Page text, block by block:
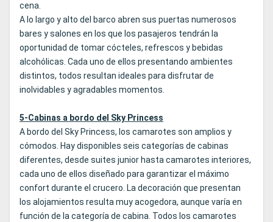
cena.
A lo largo y alto del barco abren sus puertas numerosos
bares y salones en los que los pasajeros tendrán la
oportunidad de tomar cócteles, refrescos y bebidas
alcohólicas. Cada uno de ellos presentando ambientes
distintos, todos resultan ideales para disfrutar de
inolvidables y agradables momentos.
5-Cabinas a bordo del Sky Princess
A bordo del Sky Princess, los camarotes son amplios y
cómodos. Hay disponibles seis categorías de cabinas
diferentes, desde suites junior hasta camarotes interiores,
cada uno de ellos diseñado para garantizar el máximo
confort durante el crucero. La decoración que presentan
los alojamientos resulta muy acogedora, aunque varía en
función de la categoría de cabina. Todos los camarotes